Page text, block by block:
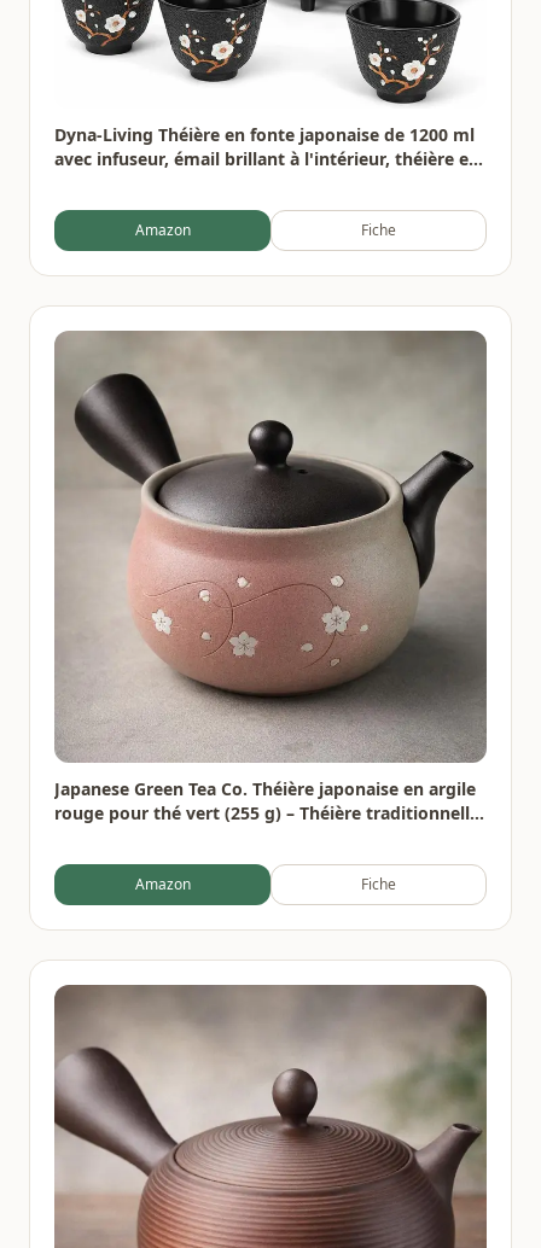
Dyna-Living Théière en fonte japonaise de 1200 ml
avec infuseur, émail brillant à l'intérieur, théière en
en fer pour cuisinière
Amazon Fiche
Japanese Green Tea Co. Théière japonaise en argile
rouge pour thé vert (255 g) – Théière traditionnelle
Système de maille fine pour thé Fukamushi à
Amazon Fiche